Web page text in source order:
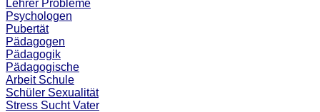
Lehrer Probleme
Psychologen
Pubertät
Pädagogen
Pädagogik
Pädagogische
Arbeit Schule
Schüler Sexualität
Stress SuchtVater